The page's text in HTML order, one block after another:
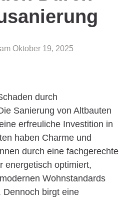
Oktober 19, 2025
durch
Sanierung von Altbauten
erfreuliche Investition in
haben Charme und
durch eine fachgerechte
energetisch optimiert,
Wohnstandards
Dennoch birgt eine